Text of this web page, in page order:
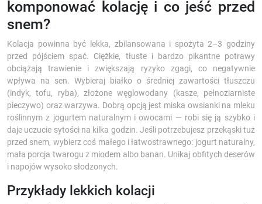
komponować kolację i co jeść przed
snem?
Kolacja powinna być lekka, zbilansowana i spożyta 2–3 godziny
przed pójściem spać. Ciężkie, tłuste i bardzo pikantne potrawy
obciążają trawienie i zwiększają ryzyko zgagi, co negatywnie
wpływa na sen. Wybieraj białko o średniej zawartości tłuszczu
(indyk, tofu, ryba), złożone węglowodany (kasze, pełnoziarniste
pieczywo) oraz warzywa. Dobrą opcją jest miska owsianki na mleku
roślinnym z jogurtem naturalnym i owocami — robi się ją szybko i
daje uczucie sytości na kilka godzin. Jeśli potrzebujesz przekąski tuż
przed snem, wybierz coś małego i łatwostrawnego: jogurt naturalny,
mała porcja twarogu z miodem albo banan. Unikaj obfitych deserów
i napojów wysoko słodzonych.
Przykłady lekkich kolacji